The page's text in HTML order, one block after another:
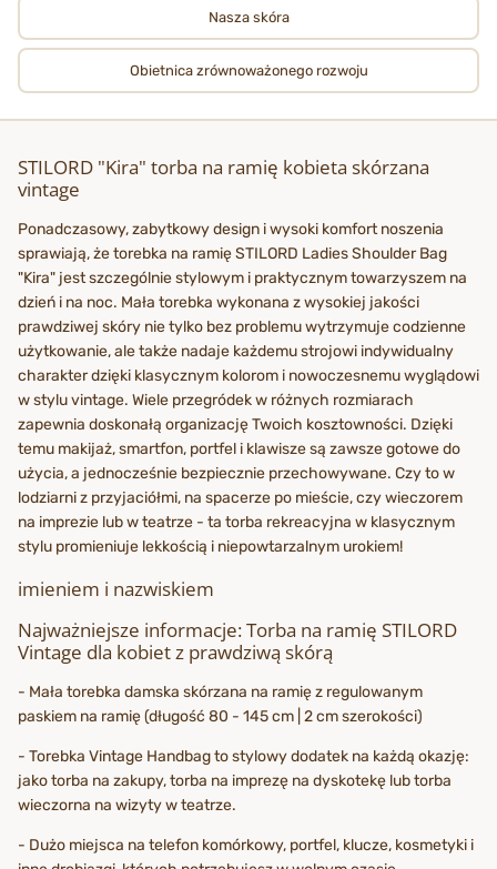
Nasza skóra
Obietnica zrównoważonego rozwoju
STILORD "Kira" torba na ramię kobieta skórzana
vintage
Ponadczasowy, zabytkowy design i wysoki komfort noszenia
sprawiają, że torebka na ramię STILORD Ladies Shoulder Bag
"Kira" jest szczególnie stylowym i praktycznym towarzyszem na
dzień i na noc. Mała torebka wykonana z wysokiej jakości
prawdziwej skóry nie tylko bez problemu wytrzymuje codzienne
użytkowanie, ale także nadaje każdemu strojowi indywidualny
charakter dzięki klasycznym kolorom i nowoczesnemu wyglądowi
w stylu vintage. Wiele przegródek w różnych rozmiarach
zapewnia doskonałą organizację Twoich kosztowności. Dzięki
temu makijaż, smartfon, portfel i klawisze są zawsze gotowe do
użycia, a jednocześnie bezpiecznie przechowywane. Czy to w
lodziarni z przyjaciółmi, na spacerze po mieście, czy wieczorem
na imprezie lub w teatrze - ta torba rekreacyjna w klasycznym
stylu promieniuje lekkością i niepowtarzalnym urokiem!
imieniem i nazwiskiem
Najważniejsze informacje: Torba na ramię STILORD
Vintage dla kobiet z prawdziwą skórą
- Mała torebka damska skórzana na ramię z regulowanym
paskiem na ramię (długość 80 - 145 cm | 2 cm szerokości)
- Torebka Vintage Handbag to stylowy dodatek na każdą okazję:
jako torba na zakupy, torba na imprezę na dyskotekę lub torba
wieczorna na wizyty w teatrze.
- Dużo miejsca na telefon komórkowy, portfel, klucze, kosmetyki i